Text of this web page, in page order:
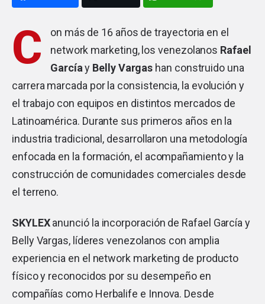
C
on más de 16 años de trayectoria en el
network marketing, los venezolanos Rafael
Garcíay Belly Vargas han construido una
carrera marcada por la consistencia, la evolución y
el trabajo con equipos en distintos mercados de
Latinoamérica. Durante sus primeros años en la
industria tradicional, desarrollaron una metodología
enfocada en la formación, el acompañamiento y la
construcción de comunidades comerciales desde
el terreno.
SKYLEXanunció la incorporación de Rafael García y
Belly Vargas, líderes venezolanos con amplia
experiencia en el network marketing de producto
físico y reconocidos por su desempeño en
compañías como Herbalife e Innova. Desde